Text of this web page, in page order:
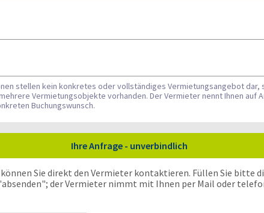
stellen kein konkretes oder vollständiges Vermietungsangebot
Vermietungsobjekte vorhanden. Der Vermieter nennt Ihnen auf
Buchungswunsch.
Ihre Anfrage - unverbindlich
Sie direkt den Vermieter kontaktieren. Füllen Sie bitte
der Vermieter nimmt mit Ihnen per Mail oder